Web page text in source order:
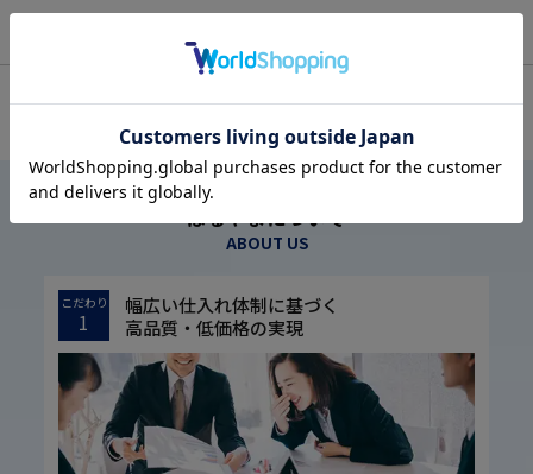
はるやまについて
ABOUT US
こだわり
1
幅広い仕入れ体制に基づく
高品質・低価格の実現